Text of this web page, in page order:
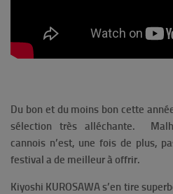
Du bon et du moins bon cette
sélection très alléchante.
cannois n’est, une fois de plus,
festival a de meilleur à offrir.
Kiyoshi KUROSAWA s’en tire